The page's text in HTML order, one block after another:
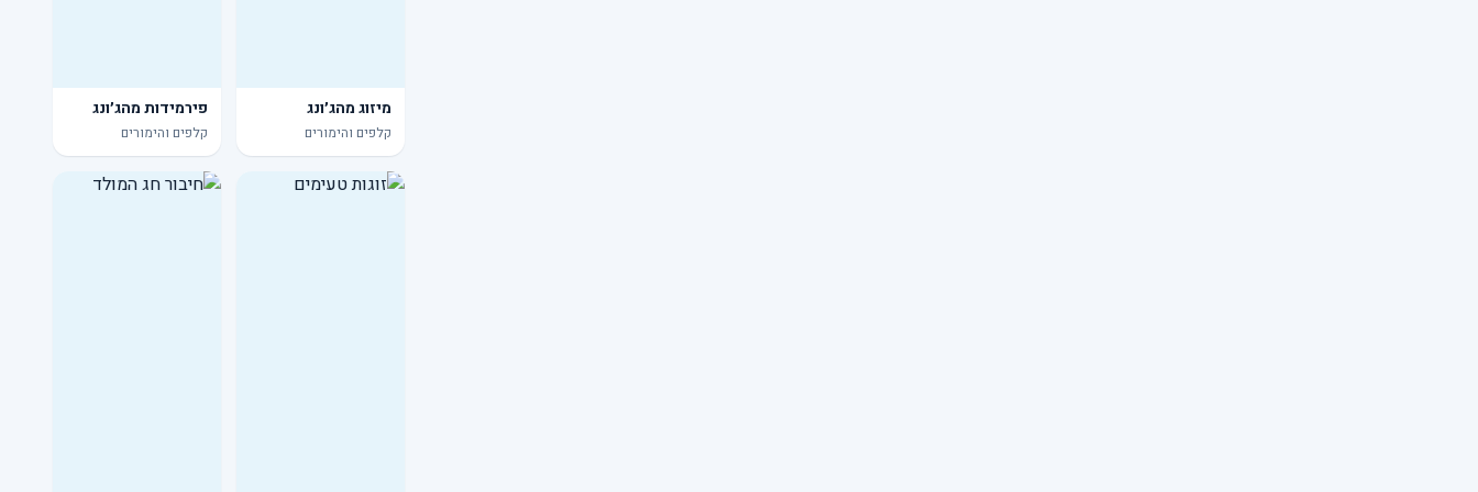
מיזוג מהג׳ונג
קלפים והימורים
פירמידות מהג׳ונג
קלפים והימורים